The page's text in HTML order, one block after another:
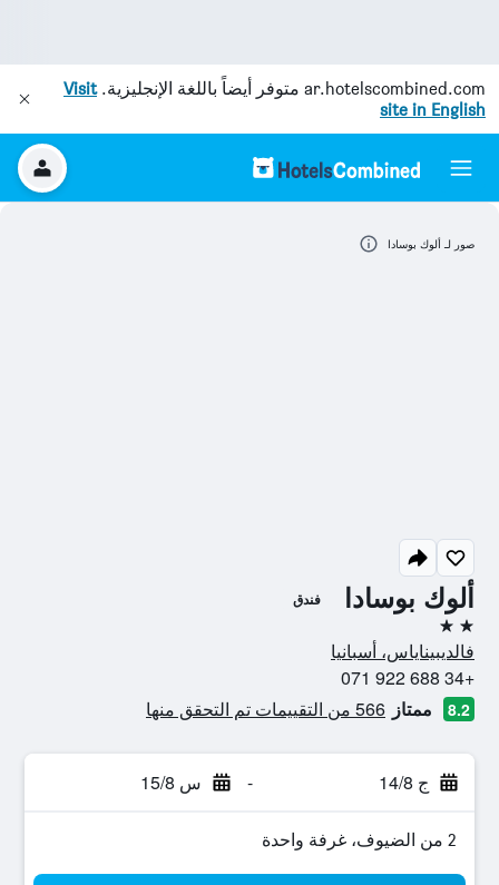
ar.hotelscombined.com متوفر أيضاً باللغة الإنجليزية.Visit
site in English
ألوك بوسادا فندق
2 نجمتين
فالديبيناياس، أسبانيا
+34 688 922 071
8.2 ممتاز 566 من التقييمات تم التحقق منها
ج 14/8 - س 15/8
2 من الضيوف، غرفة واحدة
صور لـ ألوك بوسادا